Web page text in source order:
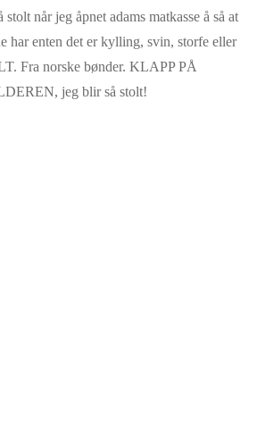
når jeg åpnet adams matkasse å så at
har enten det er kylling, svin, storfe eller
Fra norske bønder. KLAPP PÅ
jeg blir så stolt!